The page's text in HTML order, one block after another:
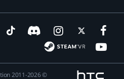
© 2011-2026 HTC Corporation